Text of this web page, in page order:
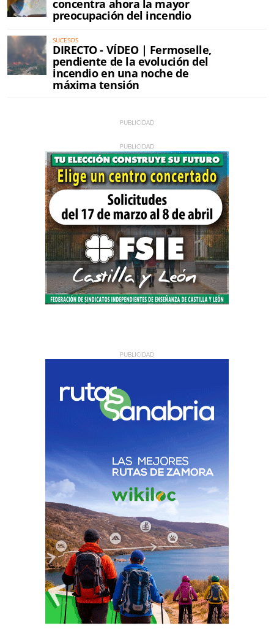
concentra ahora la mayor
preocupación del incendio
SUCESOS
DIRECTO - VÍDEO | Fermoselle,
pendiente de la evolución del
incendio en una noche de
máxima tensión